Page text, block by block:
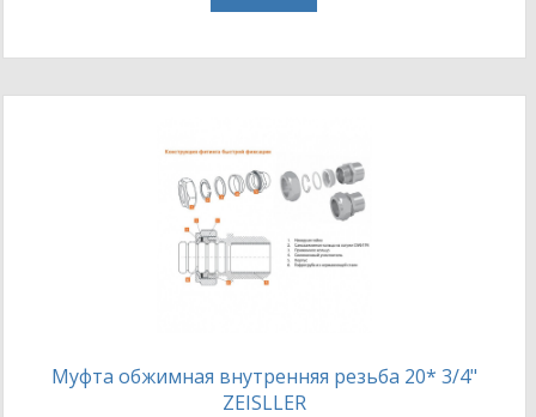
Муфта обжимная внутренняя резьба 20* 3/4"
ZEISLLER